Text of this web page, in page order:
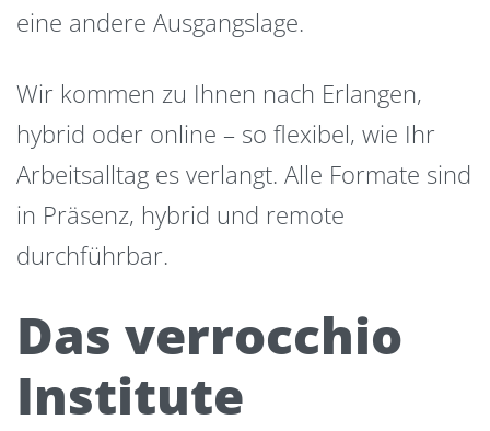
eine andere Ausgangslage.
Wir kommen zu Ihnen nach Erlangen,
hybrid oder online – so flexibel, wie Ihr
Arbeitsalltag es verlangt. Alle Formate sind
in Präsenz, hybrid und remote
durchführbar.
Das verrocchio
Institute